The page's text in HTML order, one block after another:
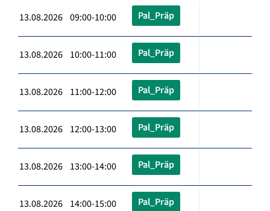
13.08.2026 09:00-10:00 Pal_Präp
13.08.2026 10:00-11:00 Pal_Präp
13.08.2026 11:00-12:00 Pal_Präp
13.08.2026 12:00-13:00 Pal_Präp
13.08.2026 13:00-14:00 Pal_Präp
13.08.2026 14:00-15:00 Pal_Präp